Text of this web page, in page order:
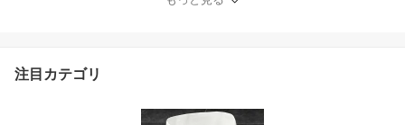
ns ファッション おしゃ
注目カテゴリ